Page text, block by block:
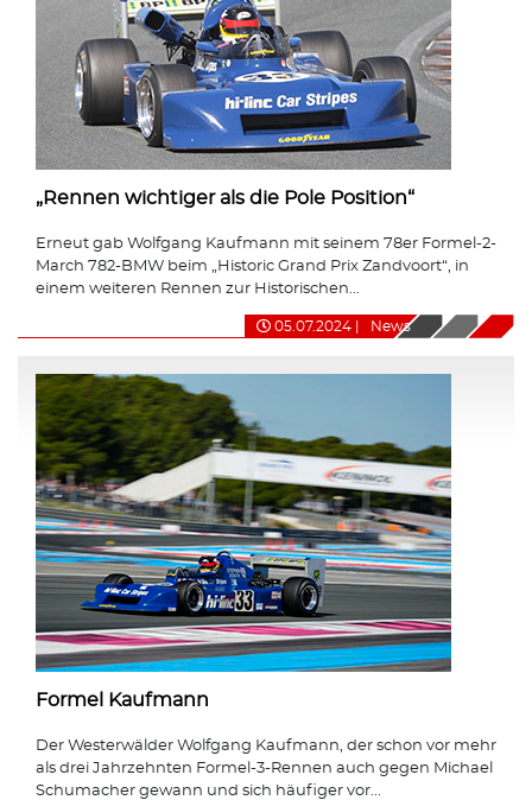
„Rennen wichtiger als die Pole Position“
Erneut gab Wolfgang Kaufmann mit seinem 78er Formel-2-
March 782-BMW beim „Historic Grand Prix Zandvoort“, in
einem weiteren Rennen zur Historischen...
05.07.2024 News
Formel Kaufmann
Der Westerwälder Wolfgang Kaufmann, der schon vor mehr
als drei Jahrzehnten Formel-3-Rennen auch gegen Michael
Schumacher gewann und sich häufiger vor...